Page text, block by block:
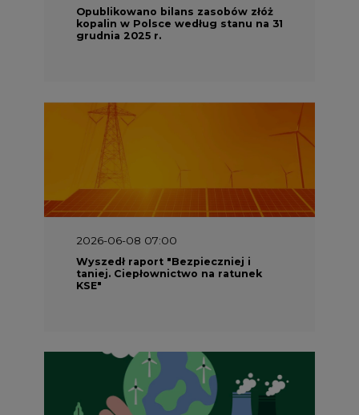
Opublikowano bilans zasobów złóż
kopalin w Polsce według stanu na 31
grudnia 2025 r.
2026-06-08 07:00
Wyszedł raport "Bezpieczniej i
taniej. Ciepłownictwo na ratunek
KSE"